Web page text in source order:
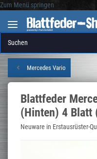
Zum Menü springen
Mercedes Vario
Blattfeder
(Hinten) 4 Blatt
Neuware in Erstausrüster-